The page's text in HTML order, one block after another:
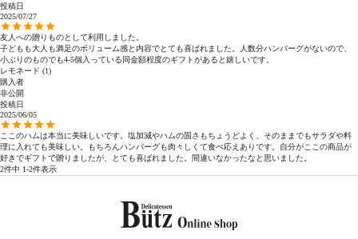
投稿日
2025/07/27
友人への贈りものとして利用しました。
子どもも大人も満足のボリューム感と内容でとても喜ばれました。人数分ハンバーグがないので、
小ぶりのものでも4-5個入っている同金額程度のギフトがあると嬉しいです。
レモネード
1
購入者
非公開
投稿日
2025/06/05
ここのハムは本当に美味しいです。塩加減やハムの固さもちょうどよく、そのままでもサラダや料
理に入れても美味しい。もちろんハンバーグも肉々しくて食べ応えありです。自分がここの商品が
好きでギフトで贈りましたが、とても喜ばれました。間違いなかったなと思いました。
2件中 1-2件表示